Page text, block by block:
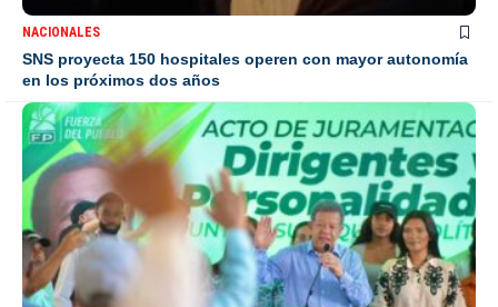
NACIONALES
SNS proyecta 150 hospitales operen con mayor autonomía
en los próximos dos años